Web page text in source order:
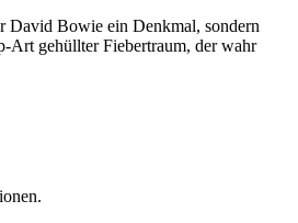
David Bowie ein Denkmal, sondern
Art gehüllter Fiebertraum, der wahr